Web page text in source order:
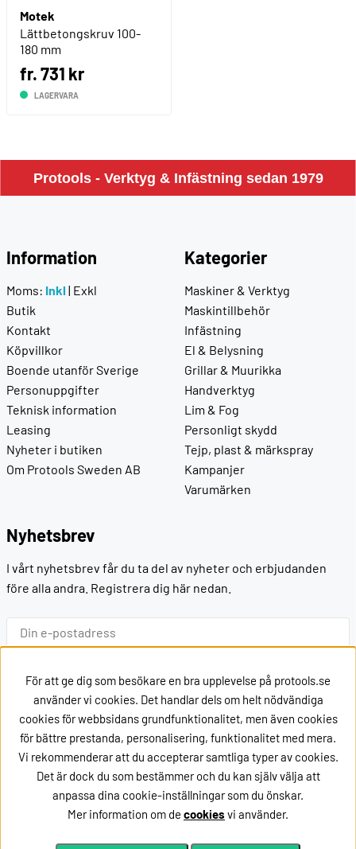
Motek
Lättbetongskruv 100-
180 mm
fr. 731 kr
LAGERVARA
Protools - Verktyg & Infästning sedan 1979
Information
Moms: Inkl | Exkl
Butik
Kontakt
Köpvillkor
Boende utanför Sverige
Personuppgifter
Teknisk information
Leasing
Nyheter i butiken
Om Protools Sweden AB
Kategorier
Maskiner & Verktyg
Maskintillbehör
Infästning
El & Belysning
Grillar & Muurikka
Handverktyg
Lim & Fog
Personligt skydd
Tejp, plast & märkspray
Kampanjer
Varumärken
Nyhetsbrev
I vårt nyhetsbrev får du ta del av nyheter och erbjudanden
före alla andra. Registrera dig här nedan.
Ok
Kontakt
eller ring oss på +46162002020
För att ge dig som besökare en bra upplevelse på protools.se
använder vi cookies. Det handlar dels om helt nödvändiga
cookies för webbsidans grundfunktionalitet, men även cookies
för bättre prestanda, personalisering, funktionalitet med mera.
Vi rekommenderar att du accepterar samtliga typer av cookies.
Det är dock du som bestämmer och du kan själv välja att
anpassa dina cookie-inställningar som du önskar.
Mer information om de cookies vi använder.